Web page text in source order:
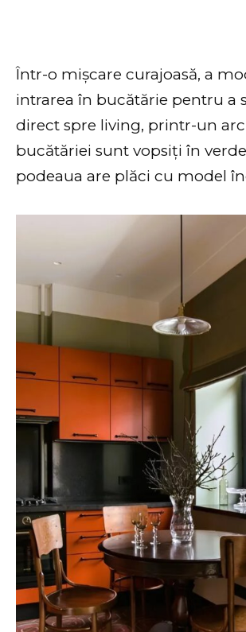
Într-o mișcare curajoasă, a
intrarea în bucătărie pentru a
direct spre living, printr-un
bucătăriei sunt vopsiți în
podeaua are plăci cu model